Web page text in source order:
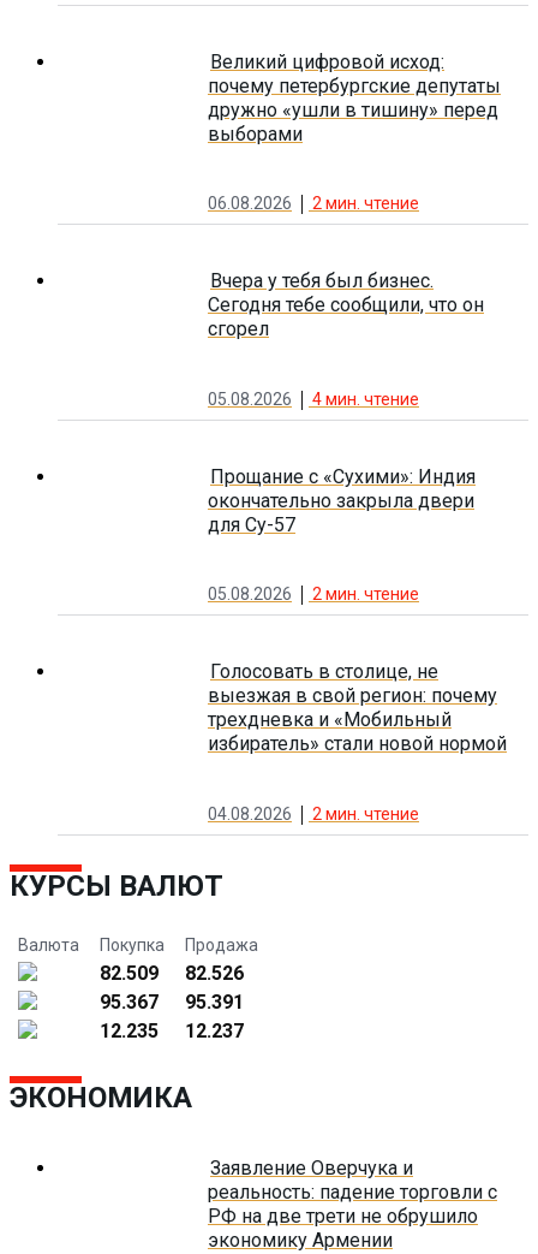
Великий цифровой исход:
почему петербургские депутаты
дружно «ушли в тишину» перед
выборами
06.08.2026 2 мин. чтение
Вчера у тебя был бизнес.
Сегодня тебе сообщили, что он
сгорел
05.08.2026 4мин. чтение
Прощание с «Сухими»: Индия
окончательно закрыла двери
для Су-57
05.08.2026 2мин. чтение
Голосовать в столице, не
выезжая в свой регион: почему
трехдневка и «Мобильный
избиратель» стали новой нормой
04.08.2026 2 мин. чтение
КУРСЫ ВАЛЮТ
Валюта Покупка Продажа
82.509
82.526
95.367
95.391
12.235
12.237
ЭКОНОМИКА
Заявление Оверчука и
реальность: падение торговли с
РФ на две трети не обрушило
экономику Армении